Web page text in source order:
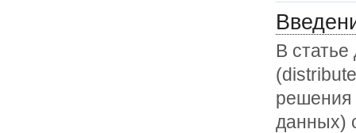
В
решения
данных)